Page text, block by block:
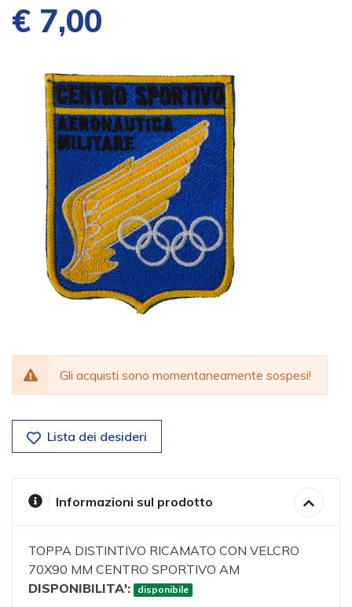
€ 7,00
Gli acquisti sono momentaneamente sospesi!
Lista dei desideri
Informazioni sul prodotto
TOPPA DISTINTIVO RICAMATO CON VELCRO
70X90 MM CENTRO SPORTIVO AM
DISPONIBILITA':
disponibile